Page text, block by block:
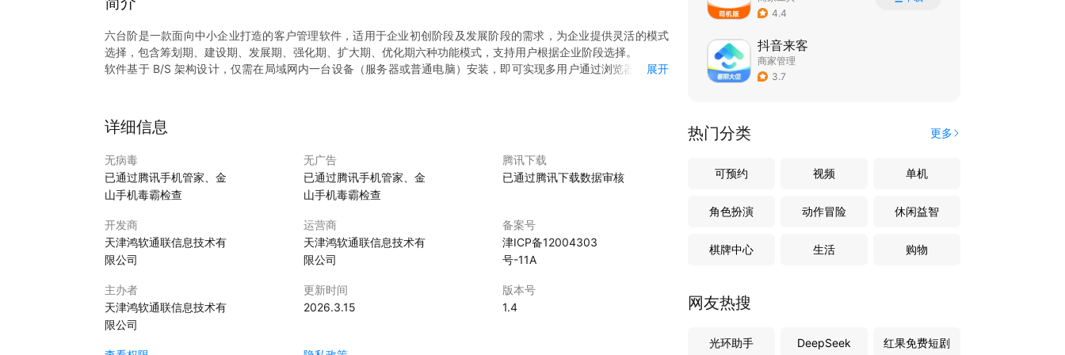
六台阶是一款面向中小企业打造的客户管理软件，适用于企业初创阶段及发展阶段的需求，为企业提供灵活的模式
选择，包含筹划期、建设期、发展期、强化期、扩大期、优化期六种功能模式，支持用户根据企业阶段选择。
软件基于 B/S 架构设计，仅需在局域网内一台设备（服务器或普通电脑）安装，即可实现多用户通过浏览器或移动
核心功能与特点：
1.灵活适配企业阶段：提供多种功能模式，满足企业初创和发展等阶段的不同需求。
2.客户信息管理：实现客户资料整理、分类及统计，助力企业高效维护客户关系。
3.销售流程跟踪：支持销售过程记录、阶段性跟进和结果统计，为管理层提供及时、全面的销售数据支持。
4.订单管理：轻松管理产品订单，提升企业内部协同效率。
5.信息化保护机制：为企业在员工流动性较高的情况下，保护客户数据安全，避免因人员流失造成的业务损失。
展开
详细信息
无病毒
已通过腾讯手机管家、金
山手机毒霸检查
无广告
已通过腾讯手机管家、金
山手机毒霸检查
腾讯下载
已通过腾讯下载数据审核
开发商
天津鸿软通联信息技术有
限公司
运营商
天津鸿软通联信息技术有
限公司
备案号
津ICP备12004303
号-11A
主办者
天津鸿软通联信息技术有
限公司
更新时间
2026.3.15
版本号
1.4
4.4
抖音来客
商家管理
3.7
热门分类 更多
可预约 视频 单机
角色扮演 动作冒险 休闲益智
棋牌中心 生活 购物
网友热搜
光环助手 DeepSeek 红果免费短剧